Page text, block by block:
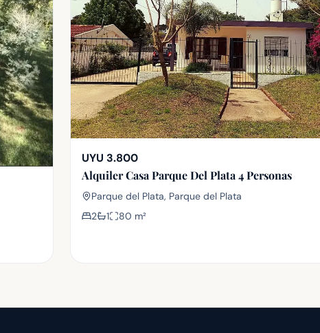
UYU 3.800
Alquiler Casa Parque Del Plata 4 Personas
Parque del Plata, Parque del Plata
2
1 80 m²